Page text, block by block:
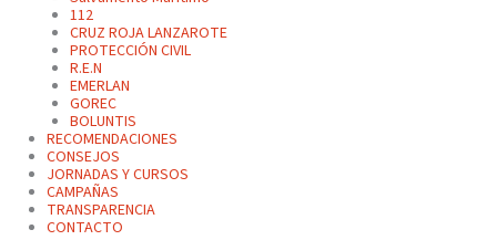
112
CRUZ ROJA LANZAROTE
PROTECCIÓN CIVIL
R.E.N
EMERLAN
GOREC
BOLUNTIS
RECOMENDACIONES
CONSEJOS
JORNADAS Y CURSOS
CAMPAÑAS
TRANSPARENCIA
CONTACTO